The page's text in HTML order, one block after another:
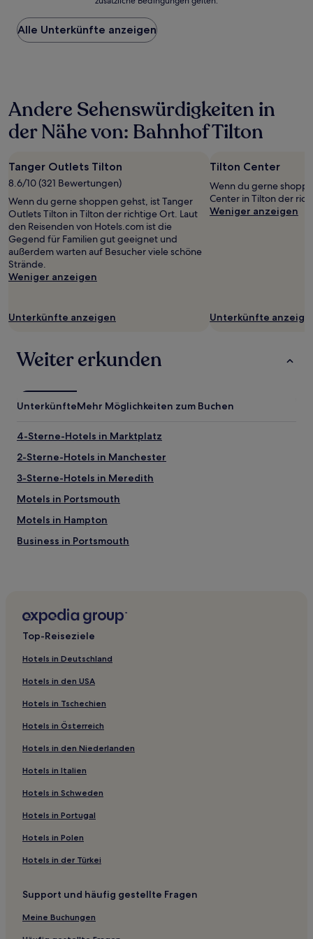
Preis
pro
Nacht,
24 Stunden
für
einen
1 Übernachtung
von
gefunden
wurde.
Preise
und
Verfügbarkeiten
können
sich
können
gelten.
Alle Unterkünfte anzeigen
Andere Sehenswürdigkeiten in
der Nähe von: Bahnhof Tilton
Tanger Outlets Tilton
8.6/10 (321 Bewertungen)
Wenn du gerne shoppen gehst, ist Tanger
Outlets Tilton in Tilton der richtige Ort. Laut
den Reisenden von Hotels.com ist die
Gegend für Familien gut geeignet und
außerdem warten auf Besucher viele schöne
Strände.
Weniger anzeigen
Unterkünfte anzeigen
Tilton Center
Wenn du gerne
Center in Tilton der
Weniger anzeigen
Unterkünfte
Weiter erkunden
UnterkünfteMehr Möglichkeiten zum Buchen
4-Sterne-Hotels in Marktplatz
2-Sterne-Hotels in Manchester
3-Sterne-Hotels in Meredith
Motels in Portsmouth
Motels in Hampton
Business in Portsmouth
Strand in Portsmouth
Günstige in Portsmouth
Hotels mit Parkplatz nahe Marktplatz
Hotels mit Parkplatz in Mittleres New Hampshire
Lgbtqia-Freundliche in Dover
Familien in Dover
Familien in Concord
Hotels mit inbegriffenem Frühstück in Laconia
Günstige in Plymouth
Haustierfreundliche in Carroll
Hotels mit Pool nahe Opechee Park Cove Beach and
Hotels mit Parkplatz in White Mountains
Günstige in Lebanon
Top-Reiseziele
Hotels in Deutschland
Hotels in den USA
Hotels in Tschechien
Hotels in Österreich
Hotels in den Niederlanden
Hotels in Italien
Hotels in Schweden
Hotels in Portugal
Hotels in Polen
Hotels in der Türkei
Support und häufig gestellte Fragen
Meine Buchungen